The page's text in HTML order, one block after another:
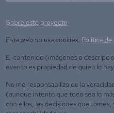
Sobre este proyecto
Esta web no usa cookies. Política de
El contenido (imágenes o
evento es propiedad de quien lo
No me responsabilizo de la
(aunque intento que todo sea lo
con ellos, las decisiones que